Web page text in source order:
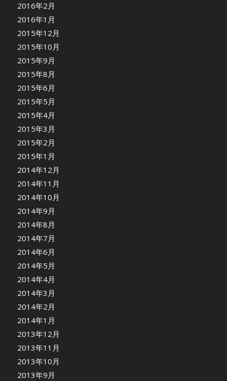
2016年2月
2016年1月
2015年12月
2015年10月
2015年9月
2015年8月
2015年6月
2015年5月
2015年4月
2015年3月
2015年2月
2015年1月
2014年12月
2014年11月
2014年10月
2014年9月
2014年8月
2014年7月
2014年6月
2014年5月
2014年4月
2014年3月
2014年2月
2014年1月
2013年12月
2013年11月
2013年10月
2013年9月